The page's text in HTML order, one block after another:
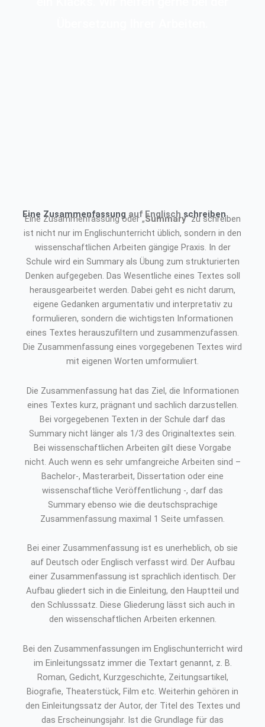
Eine Zusammenfassung auf Englisch schreiben
Eine Zusammenfassung oder „Summary“ zu schreiben
ist nicht nur im Englischunterricht üblich, sondern in den
wissenschaftlichen Arbeiten gängige Praxis. In der
Schule wird ein Summary als Übung zum strukturierten
Denken aufgegeben. Das Wesentliche eines Textes soll
herausgearbeitet werden. Dabei geht es nicht darum,
eigene Gedanken argumentativ und interpretativ zu
formulieren, sondern die wichtigsten Informationen
eines Textes herauszufiltern und zusammenzufassen.
Die Zusammenfassung eines vorgegebenen Textes wird
mit eigenen Worten umformuliert.
Die Zusammenfassung hat das Ziel, die Informationen
eines Textes kurz, prägnant und sachlich darzustellen.
Bei vorgegebenen Texten in der Schule darf das
Summary nicht länger als 1/3 des Originaltextes sein.
Bei wissenschaftlichen Arbeiten gilt diese Vorgabe
nicht. Auch wenn es sehr umfangreiche Arbeiten sind –
Bachelor-, Masterarbeit, Dissertation oder eine
wissenschaftliche Veröffentlichung -, darf das
Summary ebenso wie die deutschsprachige
Zusammenfassung maximal 1 Seite umfassen.
Bei einer Zusammenfassung ist es unerheblich, ob sie
auf Deutsch oder Englisch verfasst wird. Der Aufbau
einer Zusammenfassung ist sprachlich identisch. Der
Aufbau gliedert sich in die Einleitung, den Hauptteil und
den Schlusssatz. Diese Gliederung lässt sich auch in
den wissenschaftlichen Arbeiten erkennen.
Bei den Zusammenfassungen im Englischunterricht wird
im Einleitungssatz immer die Textart genannt, z. B.
Roman, Gedicht, Kurzgeschichte, Zeitungsartikel,
Biografie, Theaterstück, Film etc. Weiterhin gehören in
den Einleitungssatz der Autor, der Titel des Textes und
das Erscheinungsjahr. Ist die Grundlage für das